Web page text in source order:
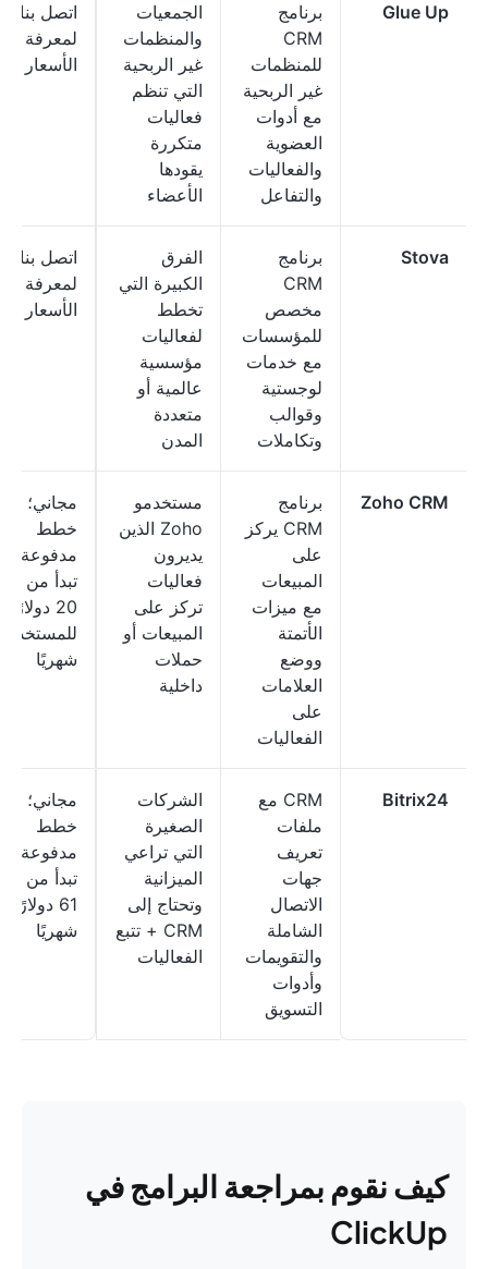
Glue Up
برنامج
CRM
للمنظمات
غير الربحية
مع أدوات
العضوية
والفعاليات
والتفاعل
الجمعيات
والمنظمات
غير الربحية
التي تنظم
فعاليات
متكررة
يقودها
الأعضاء
اتصل بنا
لمعرفة
الأسعار
Stova
برنامج
CRM
مخصص
للمؤسسات
مع خدمات
لوجستية
وقوالب
وتكاملات
الفرق
الكبيرة التي
تخطط
لفعاليات
مؤسسية
عالمية أو
متعددة
المدن
اتصل بنا
لمعرفة
الأسعار
Zoho CRM
برنامج
CRM يركز
على
المبيعات
مع ميزات
الأتمتة
ووضع
العلامات
على
الفعاليات
مستخدمو
Zoho الذين
يديرون
فعاليات
تركز على
المبيعات أو
حملات
داخلية
مجاني؛
خطط
مدفوعة
تبدأ من
20 دولارًا
للمستخدم
شهريًا
Bitrix24
CRM مع
ملفات
تعريف
جهات
الاتصال
الشاملة
والتقويمات
وأدوات
التسويق
الشركات
الصغيرة
التي تراعي
الميزانية
وتحتاج إلى
CRM + تتبع
الفعاليات
مجاني؛
خطط
مدفوعة
تبدأ من
61 دولارًا
شهريًا
كيف نقوم بمراجعة البرامج في
ClickUp